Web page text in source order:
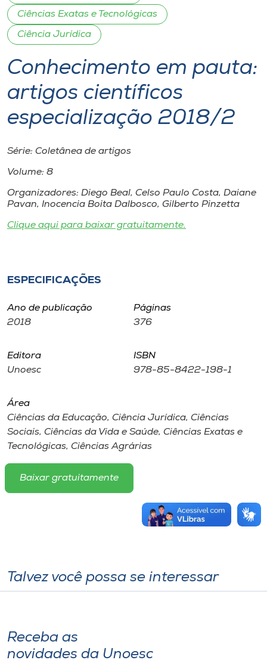
Biblioteca
Rádio
Museu
Store
A-
Ciências Exatas e Tecnológicas
Ciência Jurídica
Conhecimento em pauta:
artigos científicos
especialização 2018/2
Série: Coletânea de artigos
Volume: 8
Organizadores: Diego Beal, Celso Paulo Costa, Daiane
Pavan, Inocencia Boita Dalbosco, Gilberto Pinzetta
Clique aqui para baixar gratuitamente.
ESPECIFICAÇÕES
Ano de publicação
2018
Páginas
376
Editora
Unoesc
ISBN
978-85-8422-198-1
Área
Ciências da Educação, Ciência Jurídica, Ciências
Sociais, Ciências da Vida e Saúde, Ciências Exatas e
Tecnológicas, Ciências Agrárias
Baixar gratuitamente
Talvez você possa se interessar
Receba as
novidades da Unoesc